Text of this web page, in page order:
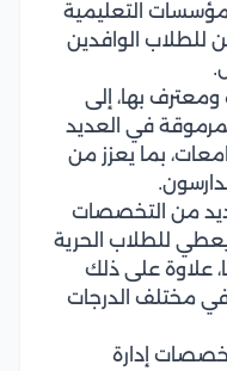
التعليمية
للطلاب الوافدين
بها، إلى
في العديد
بما يعزز من
من التخصصات
للطلاب الحرية
علاوة على ذلك
مختلف الدرجات
إدارة